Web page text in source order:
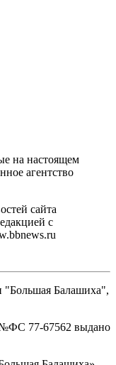
на настоящем
агентство
сайта
с
"Большая Балашиха",
‎77-67562 выдано